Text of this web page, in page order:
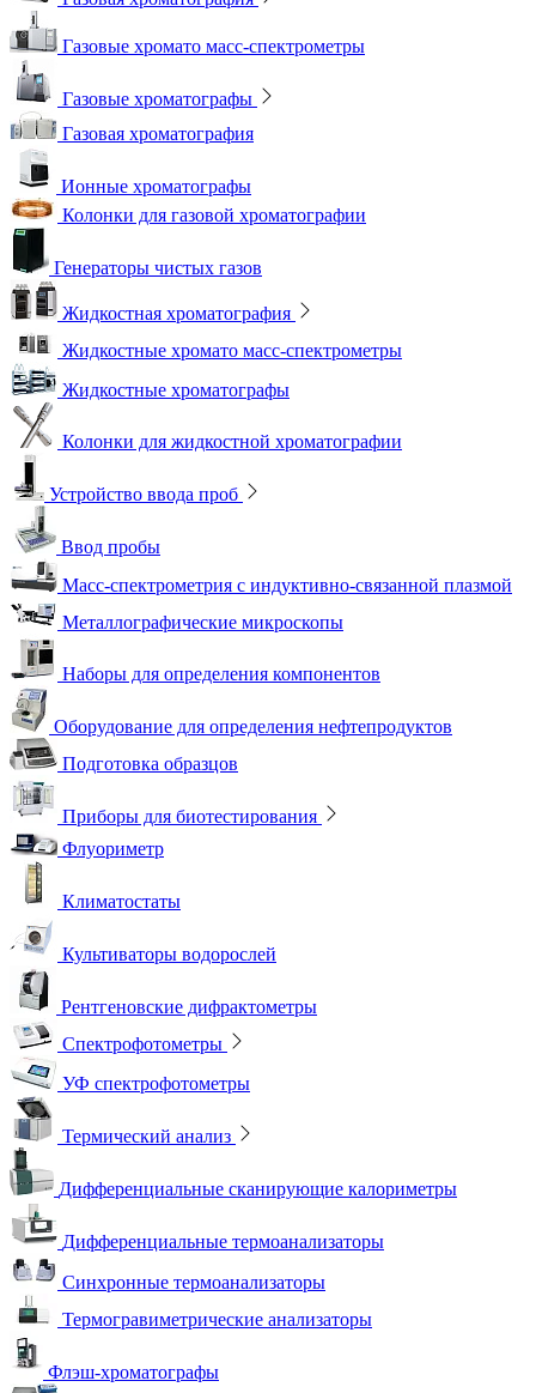
Газовые хромато масс-спектрометры
Газовые хроматографы
Газовая хроматография
Ионные хроматографы
Колонки для газовой хроматографии
Генераторы чистых газов
Жидкостная хроматография
Жидкостные хромато масс-спектрометры
Жидкостные хроматографы
Колонки для жидкостной хроматографии
Устройство ввода проб
Ввод пробы
Масс-спектрометрия с индуктивно-связанной плазмой
Металлографические микроскопы
Наборы для определения компонентов
Оборудование для определения нефтепродуктов
Подготовка образцов
Приборы для биотестирования
Флуориметр
Климатостаты
Культиваторы водорослей
Рентгеновские дифрактометры
Спектрофотометры
УФ спектрофотометры
Термический анализ
Дифференциальные сканирующие калориметры
Дифференциальные термоанализаторы
Синхронные термоанализаторы
Термогравиметрические анализаторы
Флэш-хроматографы